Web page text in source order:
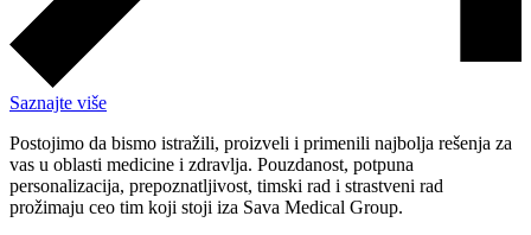
Saznajte više
Postojimo da bismo istražili, proizveli i primenili najbolja rešenja za
vas u oblasti medicine i zdravlja. Pouzdanost, potpuna
personalizacija, prepoznatljivost, timski rad i strastveni rad
prožimaju ceo tim koji stoji iza Sava Medical Group.